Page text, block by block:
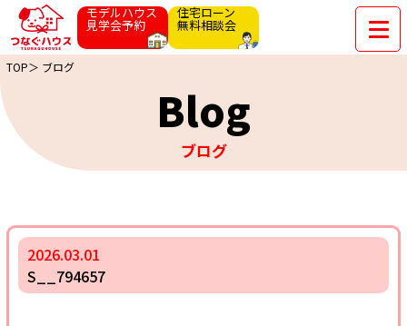
モデルハウス
見学会予約
住宅ローン
無料相談会
TOP＞ ブログ
Blog
ブログ
2026.03.01
S__794657